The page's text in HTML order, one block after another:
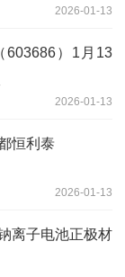
2026-01-13
603686）1月13
2026-01-13
恒利泰
2026-01-13
离子电池正极材